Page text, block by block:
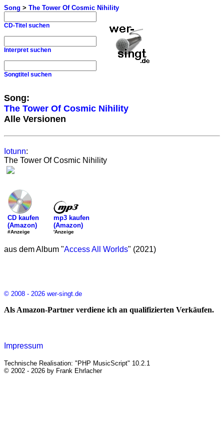
Song > The Tower Of Cosmic Nihility
CD-Titel suchen
Interpret suchen
Songtitel suchen
Song:
The Tower Of Cosmic Nihility
Alle Versionen
Iotunn:
The Tower Of Cosmic Nihility
CD kaufen
(Amazon)
#Anzeige
mp3 kaufen
(Amazon)
'Anzeige
aus dem Album "Access All Worlds" (2021)
© 2008 - 2026 wer-singt.de
Als Amazon-Partner verdiene ich an qualifizierten Verkäufen.
Impressum
Technische Realisation: "PHP MusicScript" 10.2.1
© 2002 - 2026 by Frank Ehrlacher